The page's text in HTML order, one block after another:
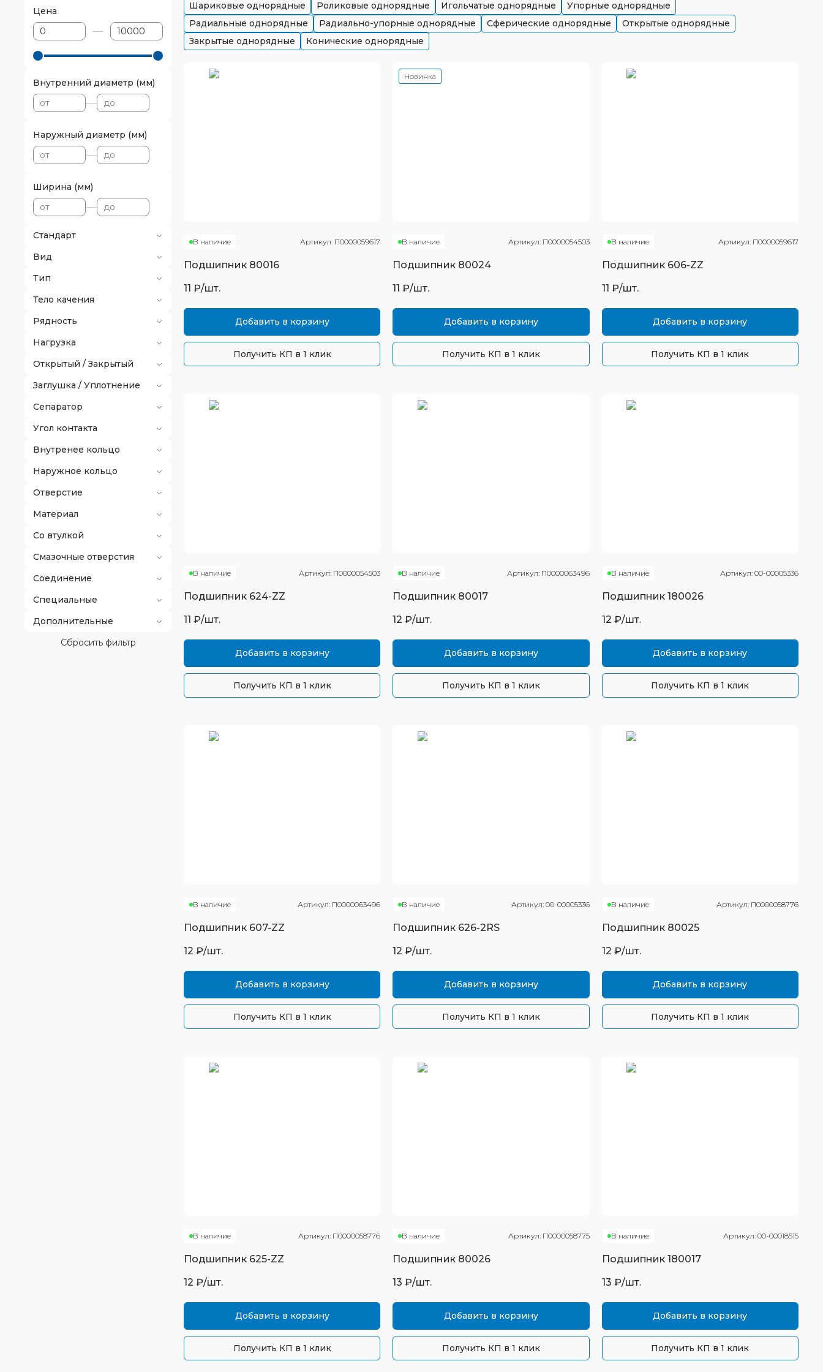
Цена
Внутренний диаметр (мм)
Наружный диаметр (мм)
Ширина (мм)
Стандарт
Вид
Тип
Тело качения
Рядность
Нагрузка
Открытый / Закрытый
Заглушка / Уплотнение
Сепаратор
Угол контакта
Внутренее кольцо
Наружное кольцо
Отверстие
Материал
Со втулкой
Смазочные отверстия
Соединение
Специальные
Дополнительные
Сбросить фильтр
Шариковые однорядные Роликовые однорядные Игольчатые однорядные
Упорные однорядные
Радиальные однорядные
Радиально-упорные однорядные Сферические однорядные
Открытые однорядные
Закрытые однорядные
Конические однорядные
В наличие Артикул: П0000059617
Подшипник 80016
11 ₽/шт.
Добавить в корзину
Получить КП в 1 клик
Новинка
В наличие Артикул: П0000054503
Подшипник 80024
11 ₽/шт.
Добавить в корзину
Получить КП в 1 клик
В наличие Артикул: П0000059617
Подшипник 606-ZZ
11 ₽/шт.
Добавить в корзину
Получить КП в 1 клик
В наличие Артикул: П0000054503
Подшипник 624-ZZ
11 ₽/шт.
Добавить в корзину
Получить КП в 1 клик
В наличие Артикул: П0000063496
Подшипник 80017
12 ₽/шт.
Добавить в корзину
Получить КП в 1 клик
В наличие Артикул: 00-00005336
Подшипник 180026
12 ₽/шт.
Добавить в корзину
Получить КП в 1 клик
В наличие Артикул: П0000063496
Подшипник 607-ZZ
12 ₽/шт.
Добавить в корзину
Получить КП в 1 клик
В наличие Артикул: 00-00005336
Подшипник 626-2RS
12 ₽/шт.
Добавить в корзину
Получить КП в 1 клик
В наличие Артикул: П0000058776
Подшипник 80025
12 ₽/шт.
Добавить в корзину
Получить КП в 1 клик
В наличие Артикул: П0000058776
Подшипник 625-ZZ
12 ₽/шт.
Добавить в корзину
Получить КП в 1 клик
В наличие Артикул: П0000058775
Подшипник 80026
13 ₽/шт.
Добавить в корзину
Получить КП в 1 клик
В наличие Артикул: 00-00018515
Подшипник 180017
13 ₽/шт.
Добавить в корзину
Получить КП в 1 клик